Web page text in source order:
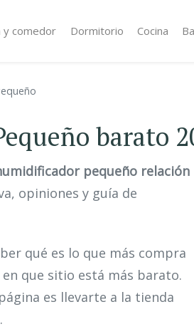
y comedor Dormitorio Cocina
barato
pequeño relación
opiniones y guía de
qué es lo que más compra
que sitio está más barato.
es llevarte a la tienda